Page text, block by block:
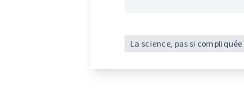
La science, pas si compliquée